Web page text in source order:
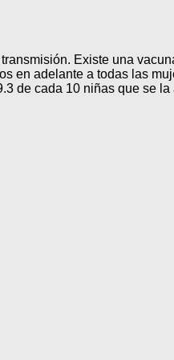
Existe una
en adelante a todas las
de cada 10 niñas que se